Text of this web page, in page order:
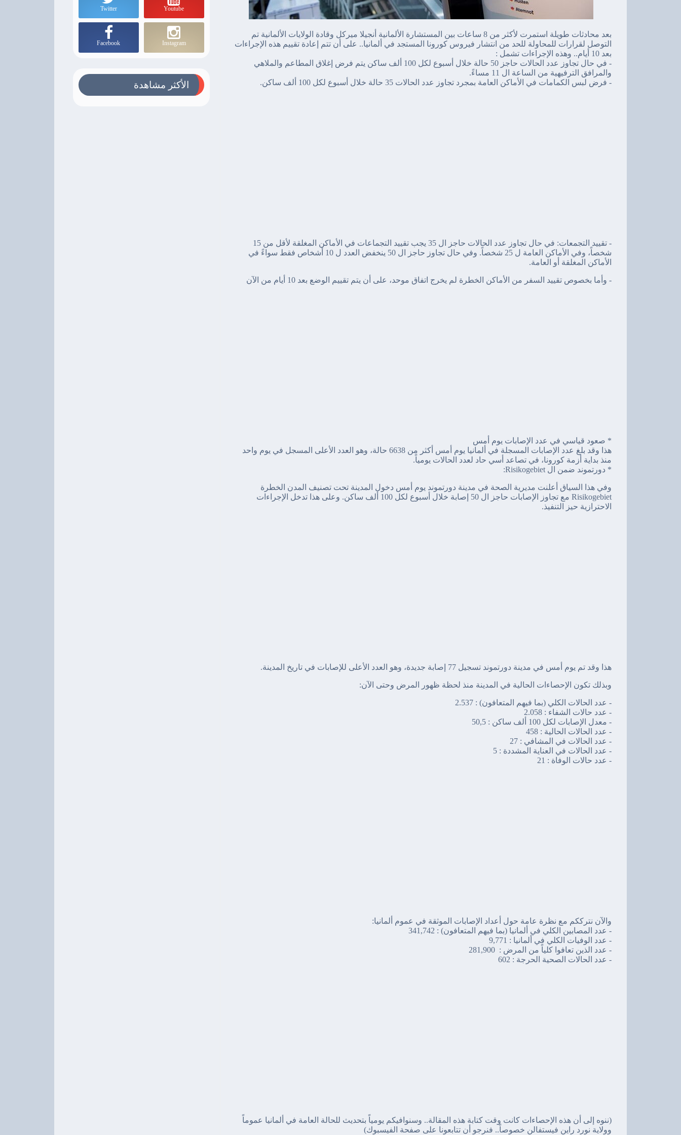
بعد محادثات طويلة استمرت لأكثر من 8 ساعات بين المستشارة الألمانية أنجيلا ميركل وقادة الولايات الألمانية تم
التوصل لقرارات للمحاولة للحد من انتشار فيروس كورونا المستجد في ألمانيا.. على أن تتم إعادة تقييم هذه الإجراءات
بعد 10 أيام.. وهذه الإجراءات تشمل :
- في حال تجاوز عدد الحالات حاجز 50 حالة خلال أسبوع لكل 100 ألف ساكن يتم فرض إغلاق المطاعم والملاهي
والمرافق الترفيهية من الساعة ال 11 مساءً.
- فرض لبس الكمامات في الأماكن العامة بمجرد تجاوز عدد الحالات 35 حالة خلال أسبوع لكل 100 ألف ساكن.
- تقييد التجمعات: في حال تجاوز عدد الحالات حاجز ال 35 يجب تقييد التجماعات في الأماكن المغلقة لأقل من 15
شخصاً، وفي الأماكن العامة ل 25 شخصاً. وفي حال تجاوز حاجز ال 50 ينخفض العدد ل 10 أشخاص فقط سواءً في
الأماكن المغلقة أو العامة.
- وأما بخصوص تقييد السفر من الأماكن الخطرة لم يخرج اتفاق موحد، على أن يتم تقييم الوضع بعد 10 أيام من الآن
* صعود قياسي في عدد الإصابات يوم أمس
هذا وقد بلغ عدد الإصابات المسجلة في ألمانيا يوم أمس أكثر من 6638 حالة، وهو العدد الأعلى المسجل في يوم واحد
منذ بداية أزمة كورونا، في تصاعد أسي حاد لعدد الحالات يومياً.
* دورتموند ضمن ال Risikogebiet:
وفي هذا السياق أعلنت مديرية الصحة في مدينة دورتموند يوم أمس دخول المدينة تحت تصنيف المدن الخطرة
Risikogebiet مع تجاوز الإصابات حاجز ال 50 إصابة خلال أسبوع لكل 100 ألف ساكن. وعلى هذا تدخل الإجراءات
الاحترازية حيز التنفيذ.
هذا وقد تم يوم أمس في مدينة دورتموند تسجيل 77 إصابة جديدة، وهو العدد الأعلى للإصابات في تاريخ المدينة.
وبذلك تكون الإحصاءات الحالية في المدينة منذ لحظة ظهور المرض وحتى الآن:
- عدد الحالات الكلي (بما فيهم المتعافون) : 2.537
- عدد حالات الشفاء : 2.058
- معدل الإصابات لكل 100 ألف ساكن : 50,5
- عدد الحالات الحالية : 458
- عدد الحالات في المشافي : 27
- عدد الحالات في العناية المشددة : 5
- عدد حالات الوفاة : 21
والآن نترككم مع نظرة عامة حول أعداد الإصابات الموثقة في عموم ألمانيا:
- عدد المصابين الكلي في ألمانيا (بما فيهم المتعافون) : 341,742
- عدد الوفيات الكلي في ألمانيا : 9,771
- عدد الذين تعافوا كلياً من المرض : 281,900
- عدد الحالات الصحية الحرجة : 602
(ننوه إلى أن هذه الإحصاءات كانت وقت كتابة هذه المقالة.. وسنوافيكم يومياً بتحديث للحالة العامة في ألمانيا عموماً
وولاية نورد راين فيستفالن خصوصاً.. فنرجو أن تتابعونا على صفحة الفيسبوك)
Youtube
Twitter
Instagram
Facebook
الأكثر مشاهدة